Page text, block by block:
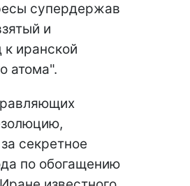
супердержав
и
иранской
атома".
секретное
по обогащению